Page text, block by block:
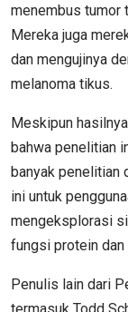
menembus tumor
Mereka juga
dan mengujinya
melanoma tikus.
Meskipun
bahwa penelitian
banyak penelitian
ini untuk
mengeksplorasi
fungsi protein dan
Penulis lain dari